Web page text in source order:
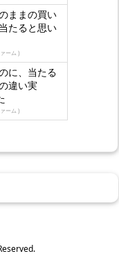
gly
ままの買い
たると思い
ーム )
に、当たる
違い実
ーム )